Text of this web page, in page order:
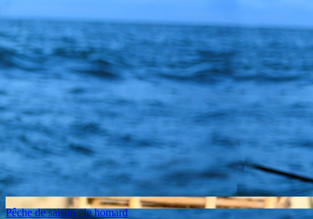
Pêche de saison : le homard